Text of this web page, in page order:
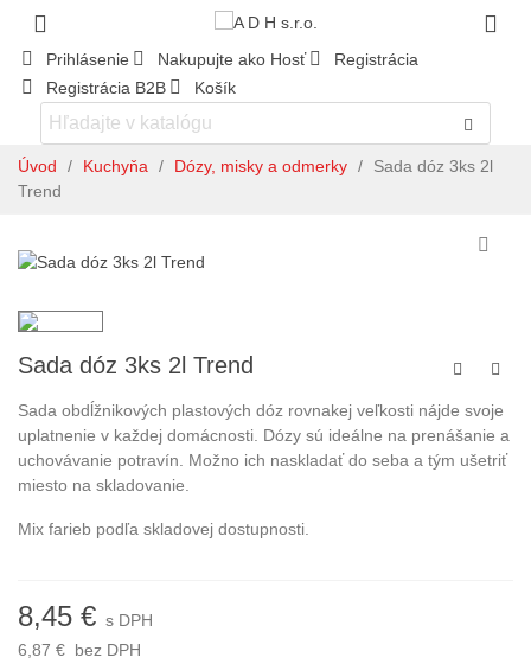
Prihlásenie Nakupujte ako Hosť
Registrácia
Registrácia B2B
Košík
Úvod / Kuchyňa / Dózy, misky a odmerky /
Sada dóz 3ks 2l
Trend
Sada dóz 3ks 2l Trend
Sada obdĺžnikových plastových dóz rovnakej veľkosti nájde svoje
uplatnenie v každej domácnosti. Dózy sú ideálne na prenášanie a
uchovávanie potravín. Možno ich naskladať do seba a tým ušetriť
miesto na skladovanie.
Mix farieb podľa skladovej dostupnosti.
8,45 € s DPH
6,87 € bez DPH